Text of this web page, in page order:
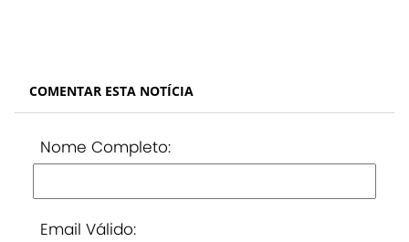
COMENTAR ESTA NOTÍCIA
Nome Completo:
Email Válido: